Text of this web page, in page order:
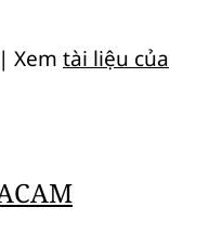
| Xem tài liệu của